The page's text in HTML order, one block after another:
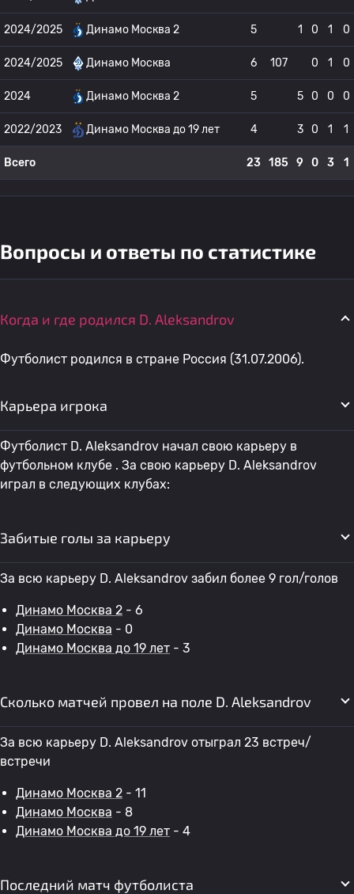
2024/2025 Динамо Москва 2 5 1 0 1 0
2024/2025 Динамо Москва 6 107 0 1 0
2024 Динамо Москва 2 5 5 0 0 0
2022/2023 Динамо Москва до 19 лет 4 3 0 1 1
Всего 23 185 9 0 3 1
Вопросы и ответы по статистике
Когда и где родился D. Aleksandrov
Футболист родился в стране Россия (31.07.2006).
Карьера игрока
Футболист D. Aleksandrov начал свою карьеру в
футбольном клубе . За свою карьеру D. Aleksandrov
играл в следующих клубах:
Забитые голы за карьеру
За всю карьеру D. Aleksandrov забил более 9 гол/голов
Динамо Москва 2 - 6
Динамо Москва - 0
Динамо Москва до 19 лет - 3
Сколько матчей провел на поле D. Aleksandrov
За всю карьеру D. Aleksandrov отыграл 23 встреч/
встречи
Динамо Москва 2 - 11
Динамо Москва - 8
Динамо Москва до 19 лет - 4
Последний матч футболиста